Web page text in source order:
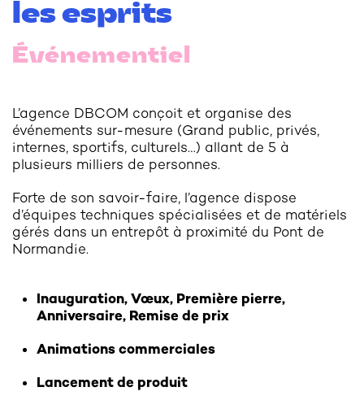
les esprits
Événementiel
L’agence DBCOM conçoit et organise des
événements sur-mesure (Grand public, privés,
internes, sportifs, culturels…) allant de 5 à
plusieurs milliers de personnes.
Forte de son savoir-faire, l’agence dispose
d’équipes techniques spécialisées et de matériels
gérés dans un entrepôt à proximité du Pont de
Normandie.
Inauguration, Vœux, Première pierre,
Anniversaire, Remise de prix
Animations commerciales
Lancement de produit